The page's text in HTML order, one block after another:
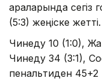
араларында сегіз
(5:3) жеңіске жетті.
Чинеду 10 (1:0),
Чинеду 34 (3:1),
пенальтиден